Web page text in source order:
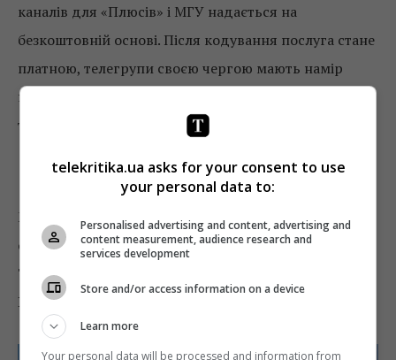
каналів для «Плюсів» і МГУ надається на
безкоштовній основі. Після кодування послуга стане
платною, телегрупи своєю чергою мають намір
надавати HD-сигнал провайдерам платного
телебачення за окрему оплату.
Світові успіхи SES
Минулого року компанія збільшила технічне
охоплення в Європі, Латинській Америці, Азіатсько-
Тихоокеанському регіоні та Африці, розповів
Рікардо Топхем
telekritika.ua asks for your consent to use
your personal data to:
Personalised advertising and content, advertising and
content measurement, audience research and
services development
Store and/or access information on a device
Learn more
Your personal data will be processed and information from